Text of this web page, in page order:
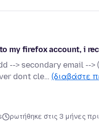
my firefox account, i
--> secondary email
dont cle… (διαβάστε
ρωτήθηκε στις 3 μήνες